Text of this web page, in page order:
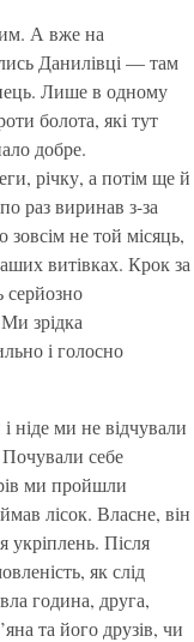
А вже на
Данилівці — там
Лише в одному
болота, які тут
добре.
річку, а потім ще й
раз виринав з-за
не той місяць,
витівках. Крок за
серйозно
зрідка
і голосно
ніде ми не відчували
Почували себе
ми пройшли
лісок. Власне, він
укріплень. Після
як слід
година, друга,
та його друзів, чи